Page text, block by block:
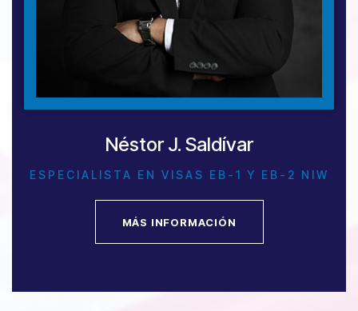
Néstor J. Saldívar
ESPECIALISTA EN VISAS EB-1 Y EB-2 NIW
MÁS INFORMACIÓN